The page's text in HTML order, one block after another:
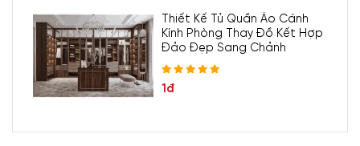
Thiết Kế Tủ Quần Áo Cánh
Kính Phòng Thay Đồ Kết Hợp
Đảo Đẹp Sang Chảnh
1đ